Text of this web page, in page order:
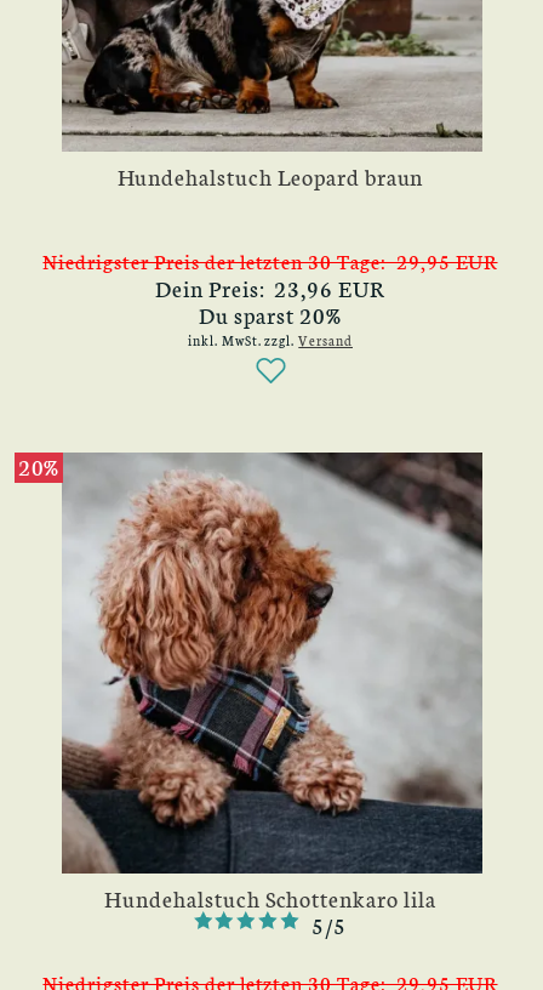
Hundehalstuch Leopard braun
Niedrigster Preis der letzten 30 Tage: 29,95 EUR
Dein Preis: 23,96 EUR
Du sparst 20%
inkl. MwSt. zzgl.Versand
20%
Hundehalstuch Schottenkaro lila
5/5
Niedrigster Preis der letzten 30 Tage: 29,95 EUR